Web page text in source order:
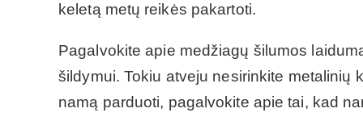
keletą metų reikės pakartoti.
Pagalvokite apie medžiagų šilumos
šildymui. Tokiu atveju nesirinkite metalinių
namą parduoti, pagalvokite apie tai, kad